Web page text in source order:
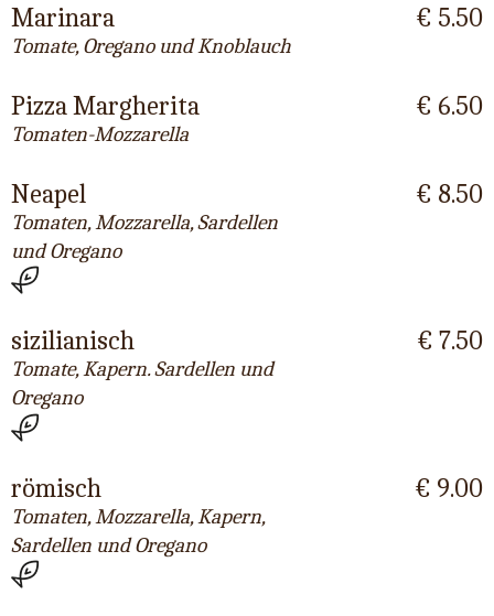
Marinara
Tomate, Oregano und Knoblauch
€ 5.50
Pizza Margherita
Tomaten-Mozzarella
€ 6.50
Neapel
Tomaten, Mozzarella, Sardellen
und Oregano
€ 8.50
sizilianisch
Tomate, Kapern. Sardellen und
Oregano
€ 7.50
römisch
Tomaten, Mozzarella, Kapern,
Sardellen und Oregano
€ 9.00